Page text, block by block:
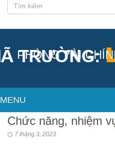
PHÒNG TÀI
MENU
Chức năng, nhiệm
7 tháng 3, 2023